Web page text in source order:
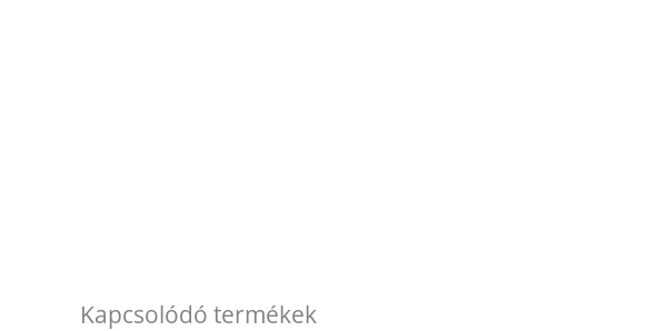
Kapcsolódó termékek